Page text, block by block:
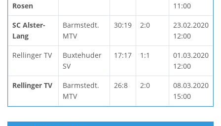
Rosen
11:00
SC Alster-
Lang
Barmstedt.
MTV
30:19 2:0
23.02.2020
12:00
Rellinger TV
Buxtehuder
SV
17:17 1:1
01.03.2020
12:00
Rellinger TV
Barmstedt.
MTV
26:8 2:0
08.03.2020
15:00